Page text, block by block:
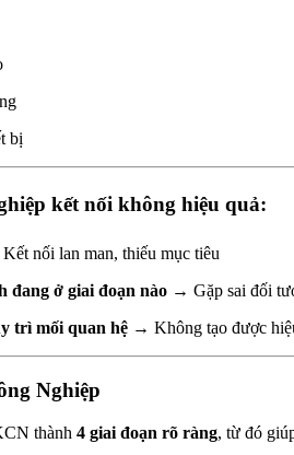
bị
kết nối không hiệu quả:
nối lan man, thiếu mục tiêu
đang ở giai đoạn nào → Gặp sai đối
trì mối quan hệ → Không tạo được
Nghiệp
thành 4 giai đoạn rõ ràng, từ đó